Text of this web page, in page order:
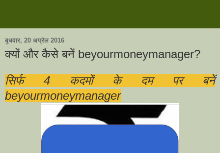
बुधवार, 20 अप्रैल 2016
क्यों और कैसे बनें beyourmoneymanager?
सिर्फ 4 कदमों के दम पर बनें
beyourmoneymanager